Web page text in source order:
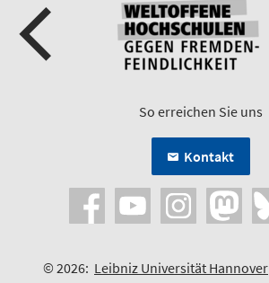
So erreichen Sie uns
Kontakt
© 2026: Leibniz Universität Hannover